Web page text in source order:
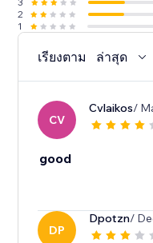
2
1
เรียงตาม ล่าสุด
CV
Cvlaikos/
good
DP
Dpotzn/